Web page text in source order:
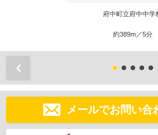
府中町立府中中学
約389m／5分
メールでお問い合